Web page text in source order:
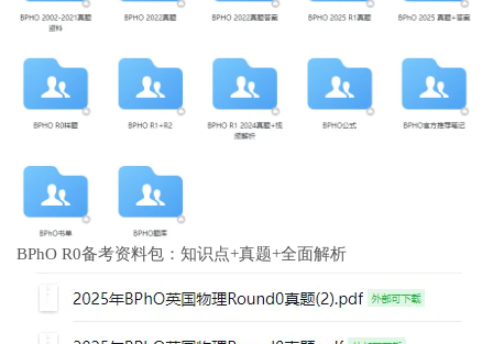
BPhO R0备考资料包：知识点+真题+全面解析